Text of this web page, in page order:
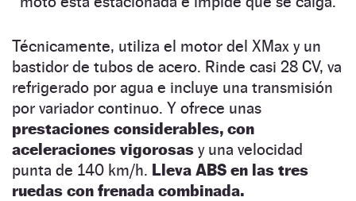
Técnicamente, utiliza el motor del XMax y un
bastidor de tubos de acero. Rinde casi 28 CV, va
refrigerado por agua e incluye una transmisión
por variador continuo. Y ofrece unas
prestaciones considerables, con
aceleraciones vigorosas y una velocidad
punta de 140 km/h. Lleva ABS en las tres
ruedas con frenada combinada.